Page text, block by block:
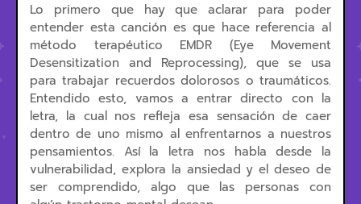
Lo primero que hay que aclarar para poder
entender esta canción es que hace referencia al
método terapéutico EMDR (Eye Movement
Desensitization and Reprocessing), que se usa
para trabajar recuerdos dolorosos o traumáticos.
Entendido esto, vamos a entrar directo con la
letra, la cual nos refleja esa sensación de caer
dentro de uno mismo al enfrentarnos a nuestros
pensamientos. Así la letra nos habla desde la
vulnerabilidad, explora la ansiedad y el deseo de
ser comprendido, algo que las personas con